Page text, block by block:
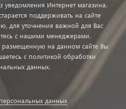
уведомления Интернет магазина.
поддерживать на сайте
для уточнения важной для Вас
с нашими менеджерами.
на данном сайте Вы
с политикой обработки
данных.
данных